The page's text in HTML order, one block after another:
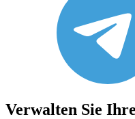
Verwalten Sie